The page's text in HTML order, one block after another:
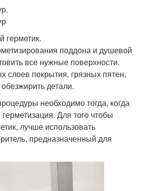
герметик.
поддона и душевой
все нужные поверхности.
слоев покрытия, грязных пятен,
детали.
необходимо тогда, когда
Для того чтобы
лучше использовать
предназначенный для